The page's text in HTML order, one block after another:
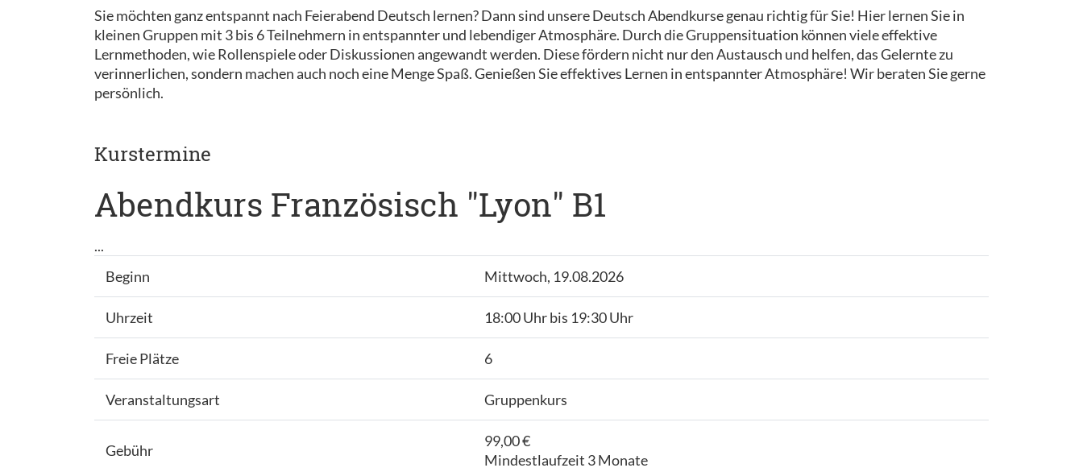
Sie möchten ganz entspannt nach Feierabend Deutsch lernen? Dann sind unsere Deutsch Abendkurse genau richtig für Sie! Hier lernen Sie in
kleinen Gruppen mit 3 bis 6 Teilnehmern in entspannter und lebendiger Atmosphäre. Durch die Gruppensituation können viele effektive
Lernmethoden, wie Rollenspiele oder Diskussionen angewandt werden. Diese fördern nicht nur den Austausch und helfen, das Gelernte zu
verinnerlichen, sondern machen auch noch eine Menge Spaß. Genießen Sie effektives Lernen in entspannter Atmosphäre! Wir beraten Sie gerne
persönlich.
Kurstermine
Abendkurs Französisch "Lyon" B1
...
Beginn
Mittwoch, 19.08.2026
Uhrzeit 18:00 Uhr bis 19:30 Uhr
Freie Plätze 6
Veranstaltungsart Gruppenkurs
Gebühr
99,00 €
Mindestlaufzeit 3 Monate